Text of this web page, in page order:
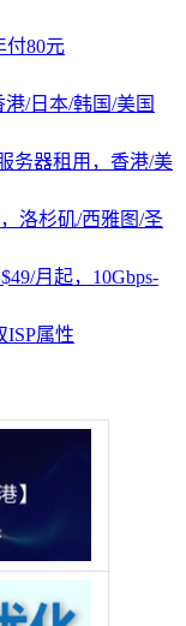
付80元
/日本/韩国/美国
务器租用，香港/美
洛杉矶/西雅图/圣
月起，10Gbps-
ISP属性